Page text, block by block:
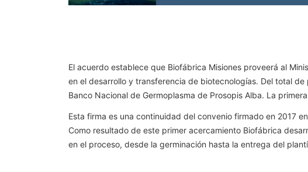
El acuerdo establece que Biofábrica Misiones proveerá al
en el desarrollo y transferencia de biotecnologías. Del total
Banco Nacional de Germoplasma de Prosopis Alba. La
Esta firma es una continuidad del convenio firmado en 2017
Como resultado de este primer acercamiento Biofábrica
en el proceso, desde la germinación hasta la entrega del